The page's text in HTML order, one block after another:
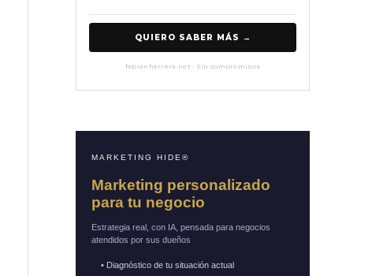
QUIERO SABER MÁS →
fabianherrera.net · Sin compromisos
MARKETING HIDE®
Marketing personalizado
para tu negocio
Estrategia real, con IA, pensada para negocios
atendidos por sus dueños
• Diagnóstico de tu situación actual